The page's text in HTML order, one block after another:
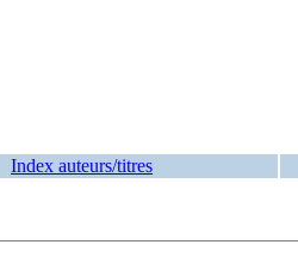
Index auteurs/titres